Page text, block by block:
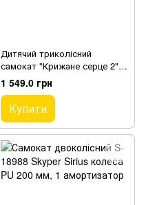
Дитячий триколісний
самокат "Крижане серце 2" з
металевою рамою, 55х32х70
см, для дітей від 3 років,
артикул 750181
1 549.0 грн
Купити